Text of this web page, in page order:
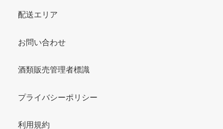
配送エリア
お問い合わせ
酒類販売管理者標識
プライバシーポリシー
利用規約